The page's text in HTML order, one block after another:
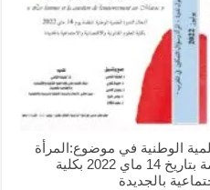
الوطنية في موضوع:المرأة
وسؤال التمكين بالمغرب”المنظمة بتاريخ 14 ماي 2022 بكلية
بالجديدة